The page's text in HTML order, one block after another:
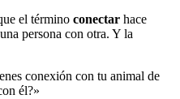
el término conectar hace
persona con otra. Y la
conexión con tu animal de
él?»